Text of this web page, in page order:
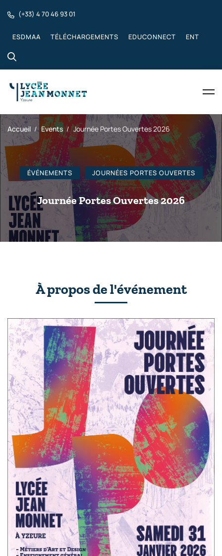
(+33) 4 70 46 93 01
ESDMAA TÉLÉCHARGEMENTS EDUCONNECT ENT
Accueil Events Journée Portes Ouvertes 2026
ÉVÉNEMENTS JOURNÉES PORTES OUVERTES
Journée Portes Ouvertes 2026
À propos de l'événement